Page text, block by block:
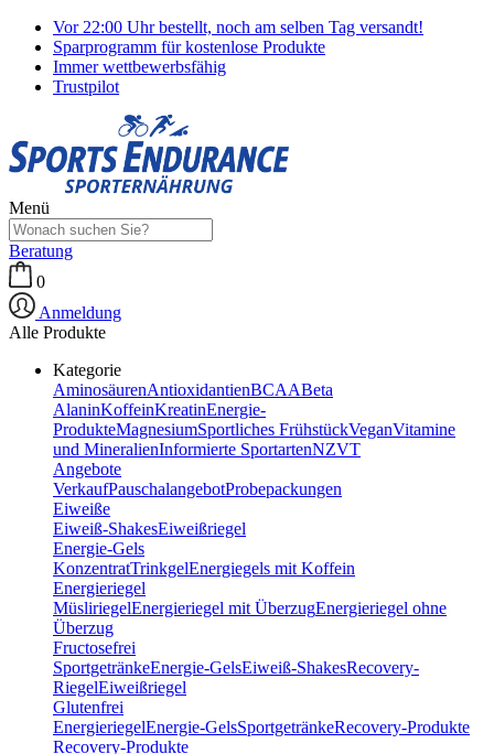
Vor 22:00 Uhr bestellt, noch am selben Tag versandt!
Sparprogramm für kostenlose Produkte
Immer wettbewerbsfähig
Trustpilot
Menü
Beratung
0
Anmeldung
Alle Produkte
Kategorie
AminosäurenAntioxidantienBCAABeta
AlaninKoffeinKreatinEnergie-
ProdukteMagnesiumSportliches FrühstückVeganVitamine
und MineralienInformierte SportartenNZVT
Angebote
VerkaufPauschalangebotProbepackungen
Eiweiße
Eiweiß-ShakesEiweißriegel
Energie-Gels
KonzentratTrinkgelEnergiegels mit Koffein
Energieriegel
MüsliriegelEnergieriegel mit ÜberzugEnergieriegel ohne
Überzug
Fructosefrei
SportgetränkeEnergie-GelsEiweiß-ShakesRecovery-
RiegelEiweißriegel
Glutenfrei
EnergieriegelEnergie-GelsSportgetränkeRecovery-Produkte
Recovery-Produkte